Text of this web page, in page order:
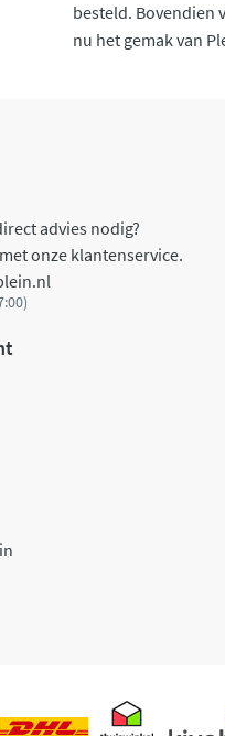
besteld. Bovendien
nu het gemak van
advies nodig?
onze klantenservice.